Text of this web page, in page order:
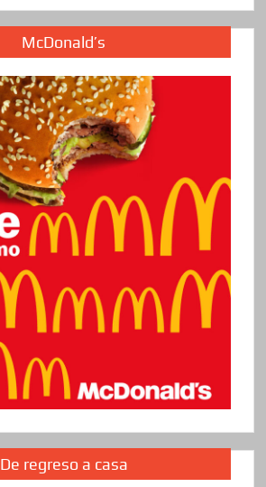
McDonald’s
De regreso a casa